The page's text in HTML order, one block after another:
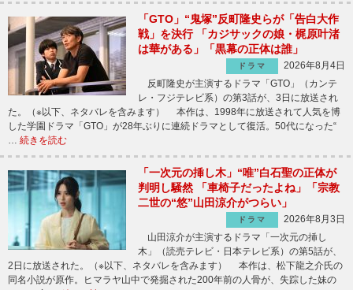
「GTO」“鬼塚”反町隆史らが「告白大作
戦」を決行 「カジサックの娘・梶原叶渚
は華がある」「黒幕の正体は誰」
ドラマ
2026年8月4日
反町隆史が主演するドラマ「GTO」（カンテ
レ・フジテレビ系）の第3話が、3日に放送され
た。（※以下、ネタバレを含みます） 本作は、1998年に放送されて人気を博
した学園ドラマ「GTO」が28年ぶりに連続ドラマとして復活。50代になった“
… 続きを読む
「一次元の挿し木」“唯”白石聖の正体が
判明し騒然 「車椅子だったよね」「宗教
二世の“悠”山田涼介がつらい」
ドラマ
2026年8月3日
山田涼介が主演するドラマ「一次元の挿し
木」（読売テレビ・日本テレビ系）の第5話が、
2日に放送された。（※以下、ネタバレを含みます） 本作は、松下龍之介氏の
同名小説が原作。ヒマラヤ山中で発掘された200年前の人骨が、失踪した妹の